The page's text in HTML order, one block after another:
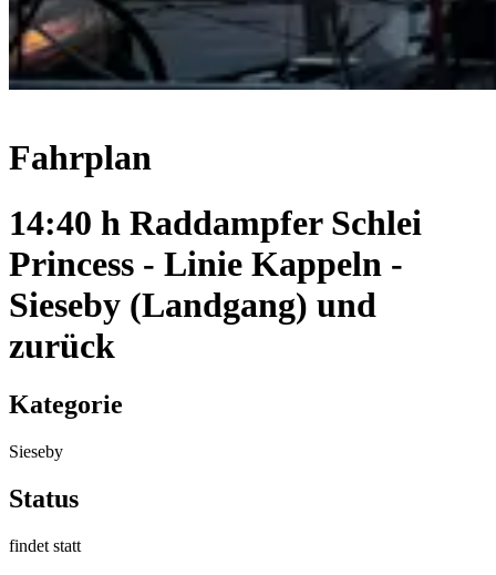
Fahrplan
14:40 h Raddampfer Schlei
Princess - Linie Kappeln -
Sieseby (Landgang) und
zurück
Kategorie
Sieseby
Status
findet statt